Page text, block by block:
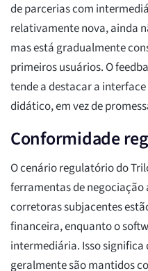
de parcerias com
relativamente nova, ainda
mas está gradualmente
primeiros usuários. O
tende a destacar a
didático, em vez de
Conformidade
O cenário regulatório do
ferramentas de negociação
corretoras subjacentes
financeira, enquanto o
intermediária. Isso significa
geralmente são mantidos